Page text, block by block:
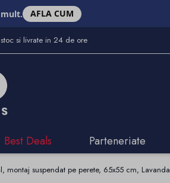
AFLA CUM
si livrate in 24 de ore
Best Deals Parteneriate
montaj suspendat pe perete, 65x55 cm, Lavanda